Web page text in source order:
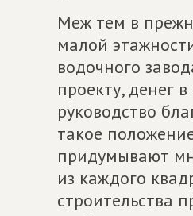
Меж тем в
малой
водочного
проекту, денег
руководство
такое
придумывают
из каждого
строительства